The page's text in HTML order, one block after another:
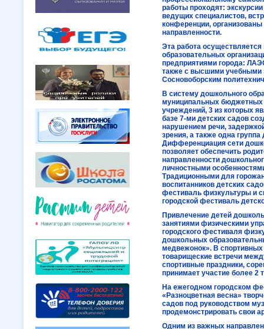
работы проходят:
ведущих специалистов,
конференции,
направленности.
Эта работа
образовательных
предприятиями города:
также с высшими учебными
Сосновоборским
В систему дошкольного
муниципальных
учреждений, 3 из которых
базе 7-ми детских садов
нарушением речи,
зрения, а также одна
Дифференциация сети
позволяет обеспечить
направленности
личностными
Традиционными для
воспитанников детских
фестиваль физкультуры и
городской фестиваль
Привлечение детей
занятиями физическими
городского фестиваля
дошкольных
медвежонок». В
товарищеские встречи
спортивные праздники,
принимает участие более 2
На ежегодном городском
«Разноцветная весна»
садов под руководством
продемонстрировать свои
Одним из важных